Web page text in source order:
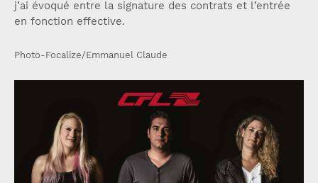
j’ai évoqué entre la signature des contrats et l’entrée
en fonction effective.
Photo-Focalize/Emmanuel Claude